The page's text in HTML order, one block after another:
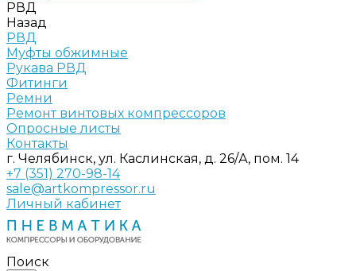
РВД
Назад
РВД
Муфты обжимные
Рукава РВД
Фитинги
Ремни
Ремонт винтовых компрессоров
Опросные листы
Контакты
г. Челябинск, ул. Каслинская, д. 26/А, пом. 14
+7 (351) 270-98-14
sale@artkompressor.ru
Личный кабинет
Поиск